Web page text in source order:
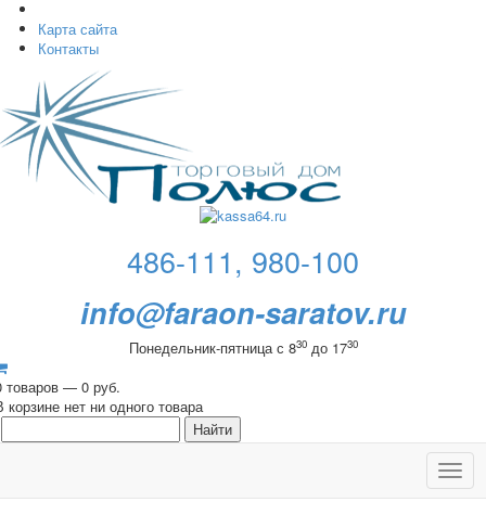
Карта сайта
Контакты
486-111, 980-100
info@faraon-saratov.ru
Понедельник-пятница с 830до 1730
товаров — 0 руб.
корзине нет ни одного товара